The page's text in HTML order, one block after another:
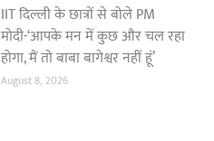
IIT दिल्ली के छात्रों से बोले PM
मोदी-‘आपके मन में कुछ और चल रहा
होगा, मैं तो बाबा बागेश्वर नहीं हूं’
August 8, 2026